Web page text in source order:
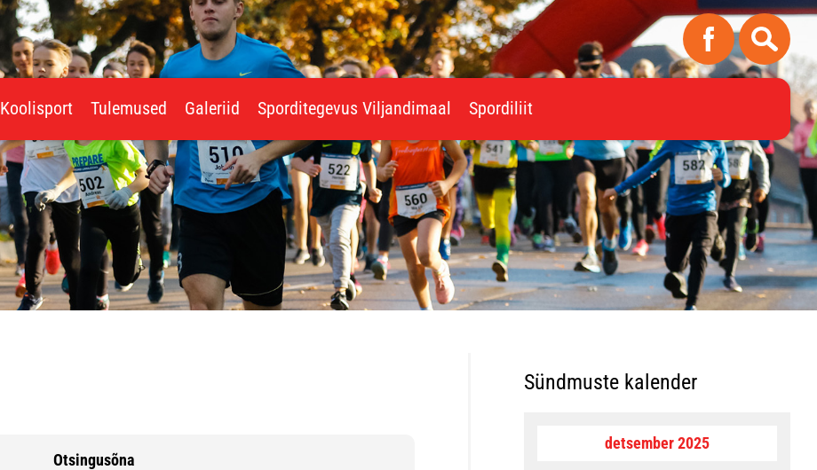
Koolisport Tulemused Galeriid Sporditegevus Viljandimaal Spordiliit
Otsingusõna
Sündmuste kalender
detsember 2025